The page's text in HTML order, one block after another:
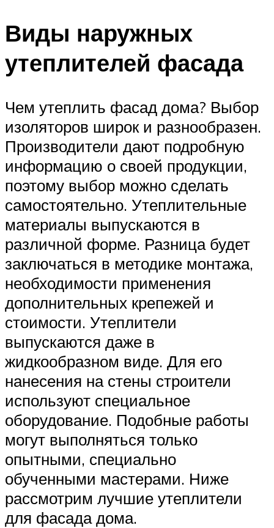
Виды наружных
утеплителей фасада
Чем утеплить фасад дома? Выбор
изоляторов широк и разнообразен.
Производители дают подробную
информацию о своей продукции,
поэтому выбор можно сделать
самостоятельно. Утеплительные
материалы выпускаются в
различной форме. Разница будет
заключаться в методике монтажа,
необходимости применения
дополнительных крепежей и
стоимости. Утеплители
выпускаются даже в
жидкообразном виде. Для его
нанесения на стены строители
используют специальное
оборудование. Подобные работы
могут выполняться только
опытными, специально
обученными мастерами. Ниже
рассмотрим лучшие утеплители
для фасада дома.